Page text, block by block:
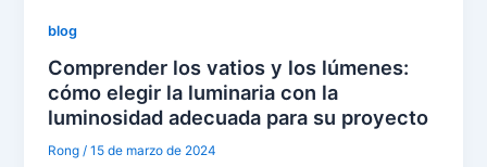
blog
Comprender los vatios y los lúmenes:
cómo elegir la luminaria con la
luminosidad adecuada para su proyecto
Rong/15 de marzo de 2024